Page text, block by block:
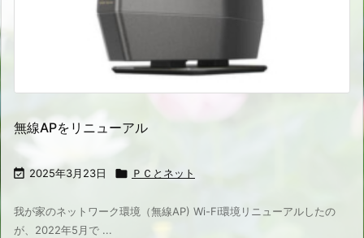
無線APをリニューアル
 2025年3月23日  ＰＣとネット
我が家のネットワーク環境（無線AP) Wi-Fi環境リニューアルしたの
が、2022年5月で ...